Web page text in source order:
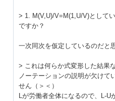
> 1. M(V,U)/V=M(1,U/V)として
ですか？
一次同次を仮定しているのだと
> これは何らか式変形した結果
ノーテーションの説明が欠けて
せん（＞＜）
Lが労働者全体になるので、L-